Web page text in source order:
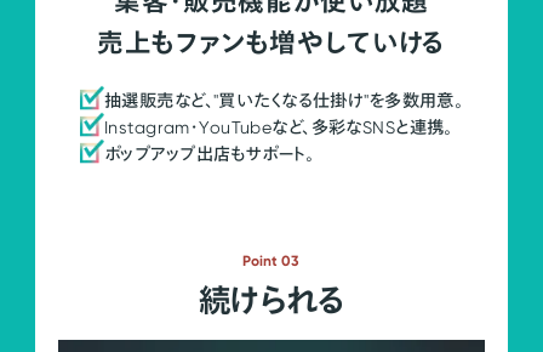
売上もファンも増やしていける
抽選販売など、"買いたくなる仕掛け"を多数用意。
Instagram・YouTubeなど、多彩なSNSと連携。
ポップアップ出店もサポート。
Point 03
続けられる